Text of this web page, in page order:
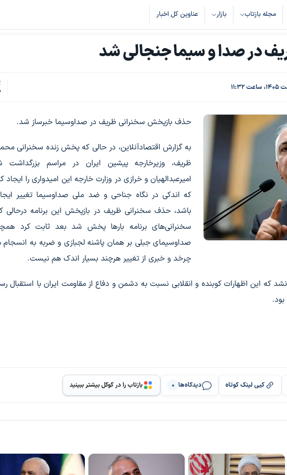
مجله بازتاب بازار عناوین کل اخبار
در صدا و سیما جنجالی شد
حذف بازپخش سخنرانی ظریف در صداوسیما خبرساز شد.
به گزارش اقتصادآنلاین، در حالی که پخش زنده سخنرانی
ظریف، وزیرخارجه پیشین ایران در مراسم بزرگداشت
امیرعبدالهیان و خرازی در وزارت خارجه این امیدواری را ایجاد
که اندکی در نگاه جناحی و ضد ملی صداوسیما تغییر
باشد، حذف سخنرانی ظریف در بازپخش این برنامه درحالی
سخنرانی‌های برنامه بارها پخش شد بعد ثابت کرد
صداوسیمای جبلی بر همان پاشنه لجبازی و ضربه به
چرخد و خبری از تغییر هرچند بسیار اندک هم نیست.
این اظهارات کوبنده و انقلابی نسبت به دشمن و دفاع از مقاومت ایران با استقبال
کپی لینک کوتاه دیدگاه‌ها 0 بازتاب را در گوگل بیشتر ببینید